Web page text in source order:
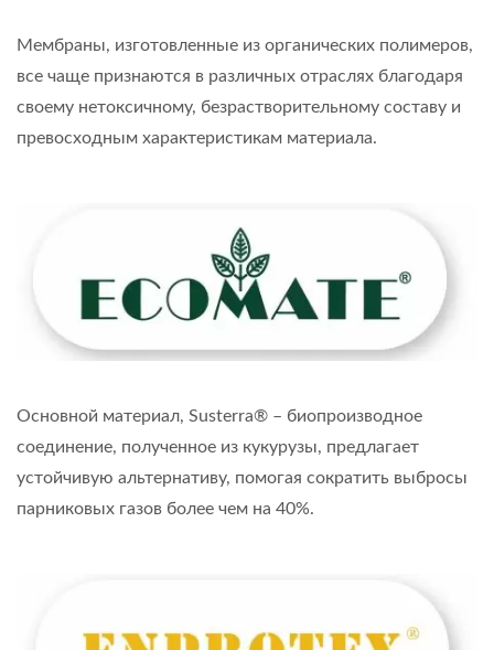
Мембраны, изготовленные из органических полимеров,
все чаще признаются в различных отраслях благодаря
своему нетоксичному, безрастворительному составу и
превосходным характеристикам материала.
Основной материал, Susterra® – биопроизводное
соединение, полученное из кукурузы, предлагает
устойчивую альтернативу, помогая сократить выбросы
парниковых газов более чем на 40%.